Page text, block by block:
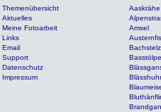
Themenübersicht
Aktuelles
Meine Fotoarbeit
Links
Email
Support
Datenschutz
Impressum
Aaskrähe
Amsel